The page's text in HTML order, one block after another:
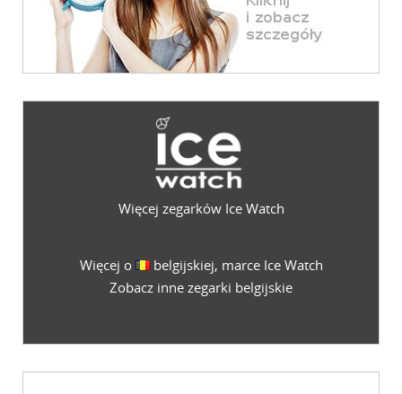
Więcej zegarków Ice Watch
Więcej o
belgijskiej, marce Ice Watch
Zobacz inne zegarki belgijskie